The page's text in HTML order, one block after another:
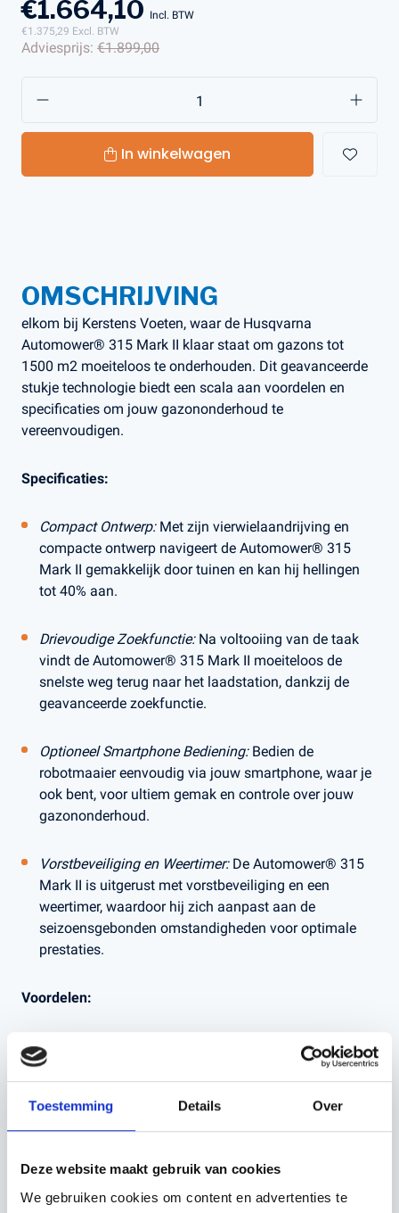
Toestemming Details Over
Deze website maakt gebruik van cookies
We gebruiken cookies om content en advertenties te
€1.664,10 Incl. BTW
€1.375,29 Excl. BTW
Adviesprijs: €1.899,00
In winkelwagen
OMSCHRIJVING
elkom bij Kerstens Voeten, waar de Husqvarna
Automower® 315 Mark II klaar staat om gazons tot
1500 m2 moeiteloos te onderhouden. Dit geavanceerde
stukje technologie biedt een scala aan voordelen en
specificaties om jouw gazononderhoud te
vereenvoudigen.
Specificaties:
Compact Ontwerp:Met zijn vierwielaandrijving en
compacte ontwerp navigeert de Automower® 315
Mark II gemakkelijk door tuinen en kan hij hellingen
tot 40% aan.
Drievoudige Zoekfunctie:Na voltooiing van de taak
vindt de Automower® 315 Mark II moeiteloos de
snelste weg terug naar het laadstation, dankzij de
geavanceerde zoekfunctie.
Optioneel Smartphone Bediening:Bedien de
robotmaaier eenvoudig via jouw smartphone, waar je
ook bent, voor ultiem gemak en controle over jouw
gazononderhoud.
Vorstbeveiliging en Weertimer:De Automower® 315
Mark II is uitgerust met vorstbeveiliging en een
weertimer, waardoor hij zich aanpast aan de
seizoensgebonden omstandigheden voor optimale
prestaties.
Voordelen:
Tijdbesparing:
Dankzij de Husqvarna Automower®
315 Mark II bespaar je kostbare tijd en moeite die je
Gezonder Gazon:De robotmaaier maait regelmatig en
een gezondere grasmat.